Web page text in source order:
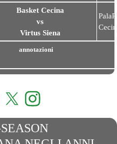
Basket Cecina
vs
Virtus Siena
annotazioni